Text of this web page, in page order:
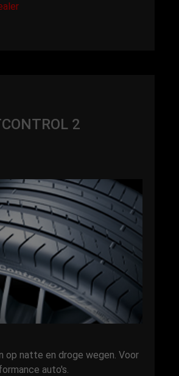
2
op natte en droge wegen. Voor
auto's.